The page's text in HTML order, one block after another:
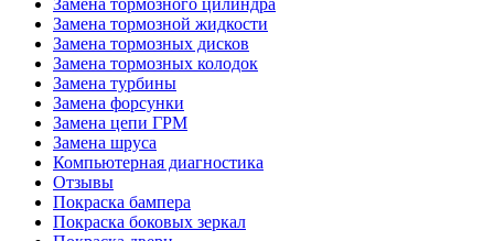
Замена тормозного цилиндра
Замена тормозной жидкости
Замена тормозных дисков
Замена тормозных колодок
Замена турбины
Замена форсунки
Замена цепи ГРМ
Замена шруса
Компьютерная диагностика
Отзывы
Покраска бампера
Покраска боковых зеркал